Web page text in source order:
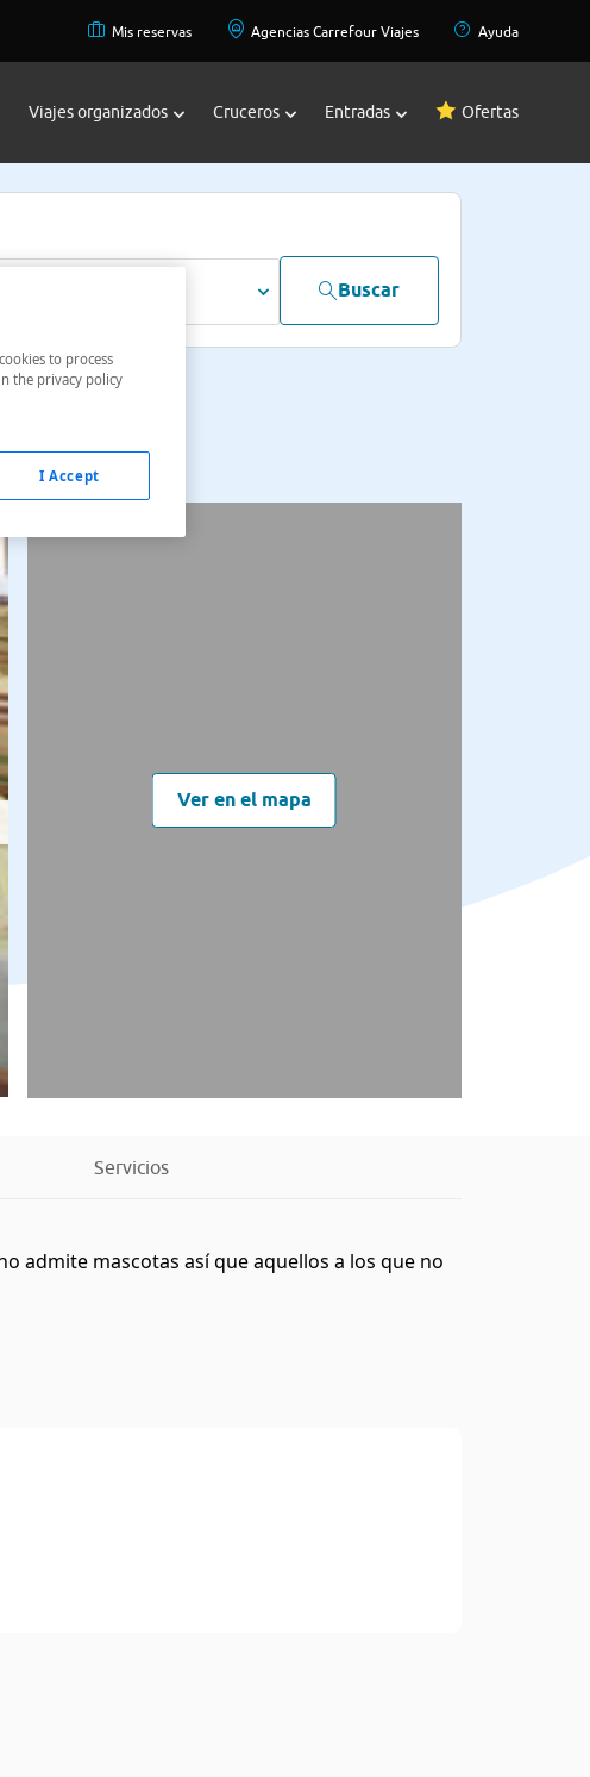
Mis reservas Agencias Carrefour Viajes Ayuda
Viajes organizados Cruceros Entradas Ofertas
Buscar
Ver en el mapa
Servicios
admite mascotas así que aquellos a los que no
to process
the privacy policy
I Accept